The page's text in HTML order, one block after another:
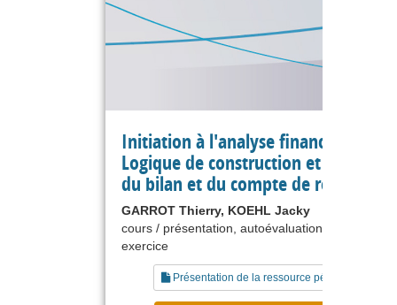
Initiation à l'analyse financière -
Logique de construction et de
du bilan et du compte de résultat
GARROT Thierry, KOEHL Jacky
cours / présentation, autoévaluation, étude de
exercice
Présentation de la ressource pédagogique